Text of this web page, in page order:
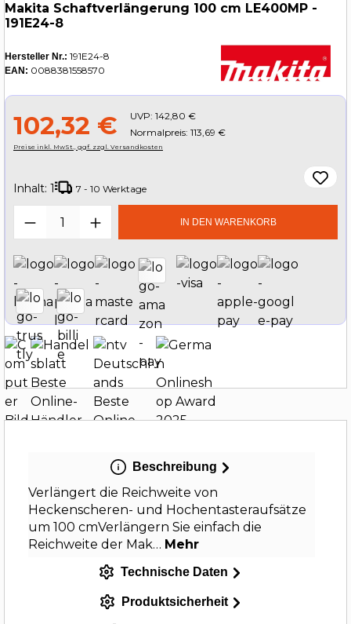
Makita Schaftverlängerung 100 cm LE400MP -
191E24-8
Hersteller Nr.: 191E24-8
EAN: 0088381558570
102,32 € UVP: 142,80 €
Normalpreis: 113,69 €
Preise inkl. MwSt., ggf. zzgl. Versandkosten
Inhalt: 1 7 - 10 Werktage
Produkt Anzahl: Gib denIN DEN WARENKORB
Beschreibung
Verlängert die Reichweite von
Heckenscheren- und Hochentasteraufsätze
um 100 cmVerlängern Sie einfach die
Reichweite der Mak… Mehr
Technische Daten
Produktsicherheit